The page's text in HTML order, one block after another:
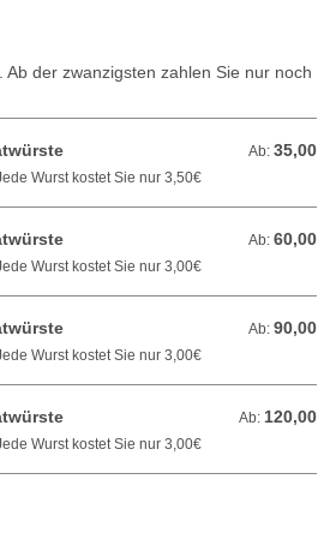
der zwanzigsten zahlen Sie nur noch
Ab: 35,00
Ab: 35,00 EUR
Wurst kostet Sie nur 3,50€
Ab: 60,00
Ab: 60,00 EUR
Wurst kostet Sie nur 3,00€
Ab: 90,00
Ab: 90,00 EUR
Wurst kostet Sie nur 3,00€
Ab: 120,00
Ab: 120,00 EUR
Wurst kostet Sie nur 3,00€